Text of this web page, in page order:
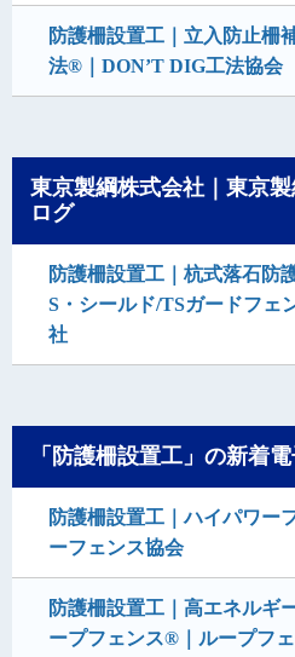
防護柵設置工｜立入防止
法®｜DON’T DIG工法協会
東京製綱株式会社｜東京
ログ
防護柵設置工｜杭式落石防
S・シールド/TSガードフェ
社
「防護柵設置工」の新着
防護柵設置工｜ハイパワー
ーフェンス協会
防護柵設置工｜高エネル
ープフェンス®｜ループフ